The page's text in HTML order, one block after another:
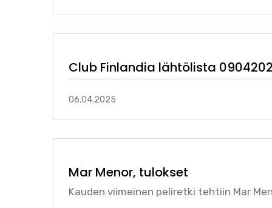
Club Finlandia lähtölista
06.04.2025
Mar Menor, tulokset
Kauden viimeinen peliretki tehtiin Mar